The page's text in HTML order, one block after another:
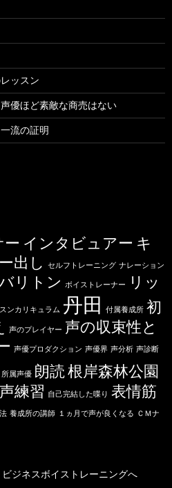
ッスン
ほど素敵な商売はない
流の証明
ー インタビュアー キ
出し セルフトレーニング ナレーション
リトン ボイストレーナー
リッ
ンカリキュラム 丹田 付属養成所 初
声のプレイヤー 声の収束性と
声優プロダクション 声優界 声分析 声診断
所属声優 朗読根岸森林公園
練習 自己完結した喋り 表情筋
養成所の講師 １ヵ月で声が良くなる ＣＭナ